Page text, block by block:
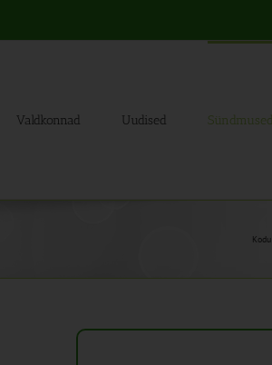
Valdkonnad Uudised Sündmused
Kodu